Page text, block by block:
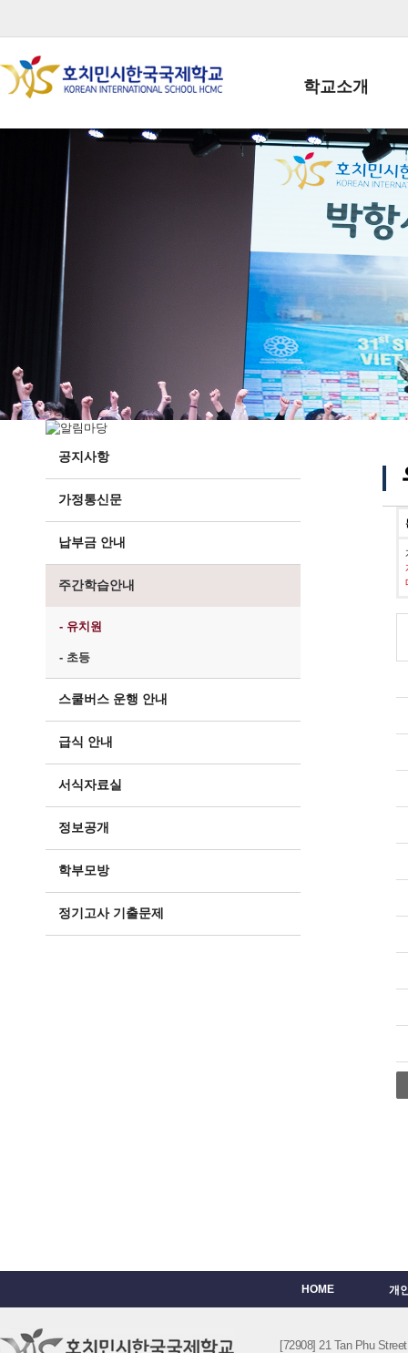
학교소개
학교장인사말
학생회장인사말
학교상징
학교 CI
교직원현황
학생현황
위치/전화
전경사진
공지사항
가정통신문
납부금 안내
주간학습안내
- 유치원
- 초등
스쿨버스 운행 안내
급식 안내
서식자료실
정보공개
학부모방
정기고사 기출문제
HOME 개
[72908] 21 Tan Phu